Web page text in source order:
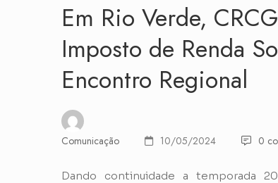
Em Rio Verde,
Imposto de Renda
Encontro Regional
Comunicação 10/05/2024 0
Dando continuidade a temporada